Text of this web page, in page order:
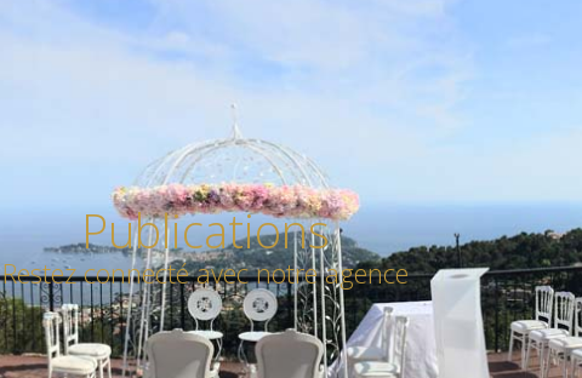
Publications
Restez connecté avec notre agence